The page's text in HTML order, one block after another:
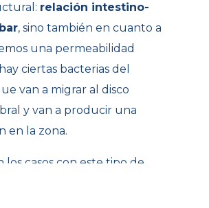
relación intestino-
, sino también en cuanto a
una permeabilidad
ciertas bacterias del
van a migrar al disco
y van a producir una
en la zona.
los casos con este tipo de